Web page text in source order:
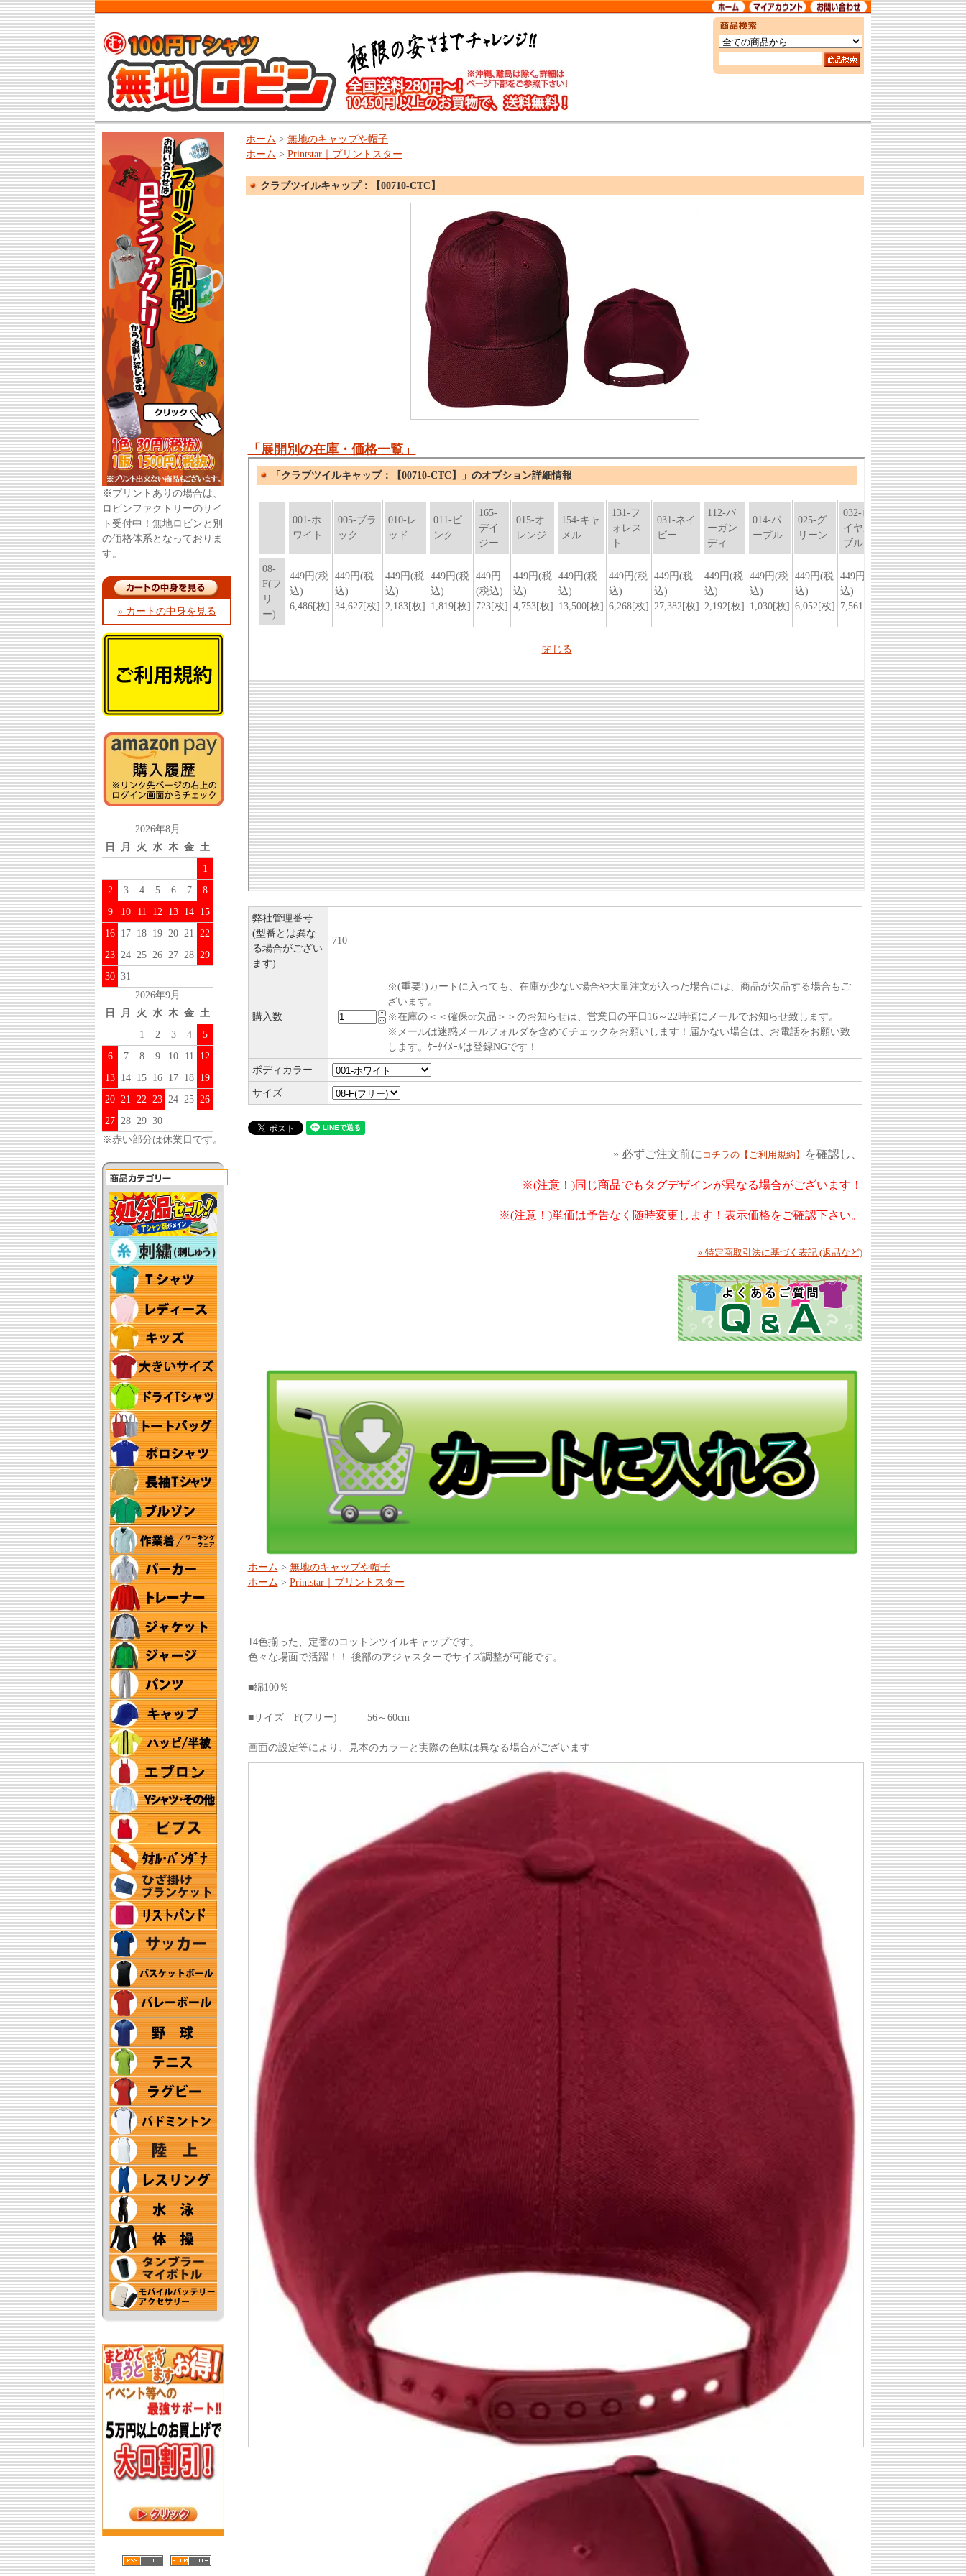
※プリントありの場合は、
ロビンファクトリーのサイ
ト受付中！無地ロビンと別
の価格体系となっておりま
す。
» カートの中身を見る
2026年8月
日
月 火 水 木 金 土
1
2
3 4 5 6 7
8
9
10 11 12 13 14 15
16 17 18 19 20 21 22
23 24 25 26 27 28 29
30 31
2026年9月
日
月 火 水 木 金 土
1
2 3 4
5
6
7 8 9 10 11
12
13 14 15 16 17 18 19
20 21 22 23 24 25 26
27 28 29 30
※赤い部分は休業日です。
ホーム > 無地のキャップや帽子
ホーム > Printstar｜プリントスター
クラブツイルキャップ：【00710-CTC】
「展開別の在庫・価格一覧」
弊社管理番号
(型番とは異な
る場合がござい
ます)
710
購入数
※(重要!)カートに入っても、在庫が少ない場合や大量注文が入った場合には、商品が欠品する場合もご
ざいます。
※在庫の＜＜確保or欠品＞＞のお知らせは、営業日の平日16～22時頃にメールでお知らせ致します。
※メールは迷惑メールフォルダを含めてチェックをお願いします！届かない場合は、お電話をお願い致
します。ｹｰﾀｲﾒｰﾙは登録NGです！
ボディカラー
サイズ
» 必ずご注文前に コチラの【ご利用規約】 を確認し、
※(注意！)同じ商品でもタグデザインが異なる場合がございます！
※(注意！)単価は予告なく随時変更します！表示価格をご確認下さい。
» 特定商取引法に基づく表記 (返品など)
ホーム > 無地のキャップや帽子
ホーム > Printstar｜プリントスター
14色揃った、定番のコットンツイルキャップです。
色々な場面で活躍！！ 後部のアジャスターでサイズ調整が可能です。
■綿100％
■サイズ F(フリー) 56～60cm
画面の設定等により、見本のカラーと実際の色味は異なる場合がございます